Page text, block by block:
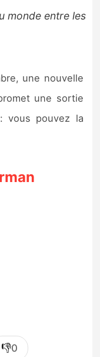
monde entre les
une nouvelle
une sortie
vous pouvez la
👎0